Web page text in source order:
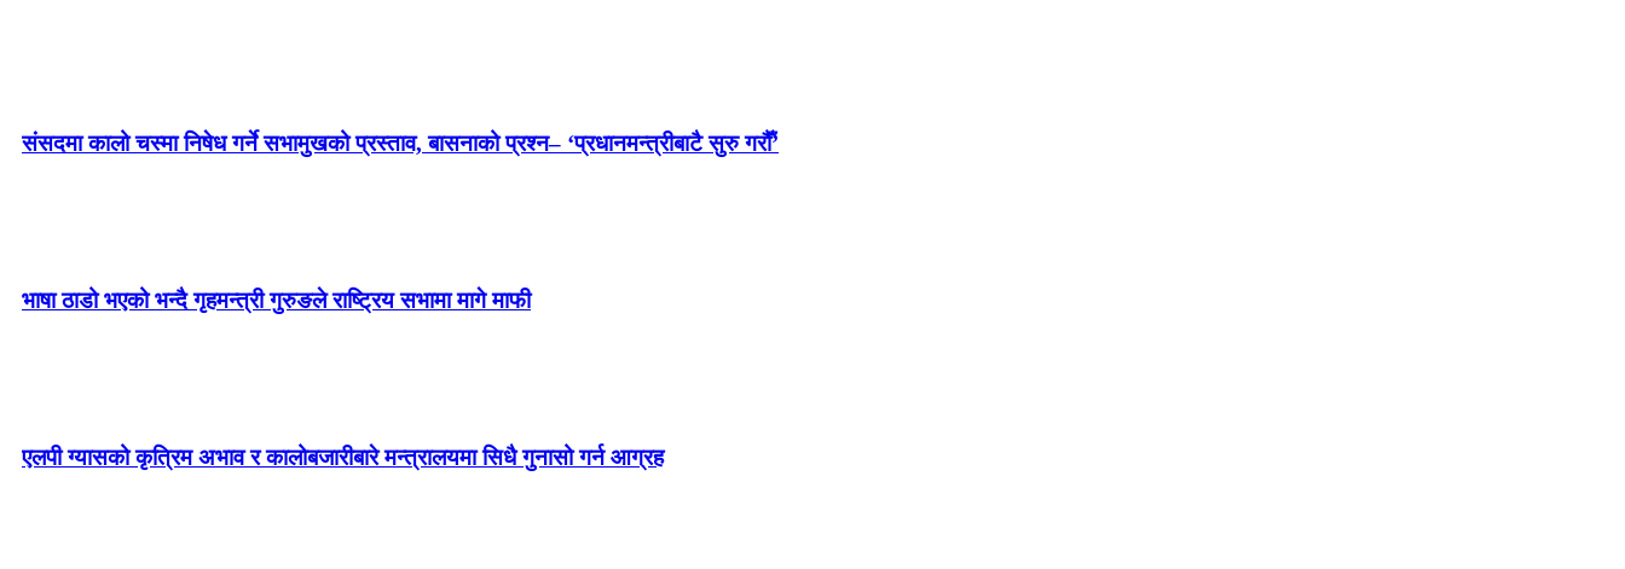
संसदमा कालो चस्मा निषेध गर्ने सभामुखको प्रस्ताव, बासनाको प्रश्न– ‘प्रधानमन्त्रीबाटै सुरु गरौँ’
भाषा ठाडो भएको भन्दै गृहमन्त्री गुरुङले राष्ट्रिय सभामा मागे माफी
एलपी ग्यासको कृत्रिम अभाव र कालोबजारीबारे मन्त्रालयमा सिधै गुनासो गर्न आग्रह